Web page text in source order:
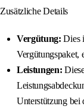
Zusätzliche Details
Vergütung: Dies
Vergütungspaket,
Leistungen:
Unterstützung bei